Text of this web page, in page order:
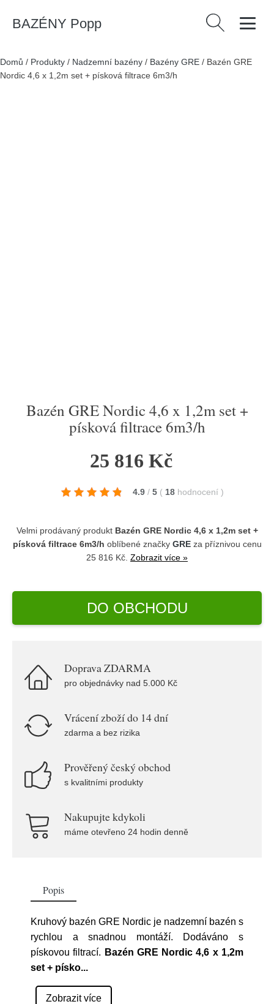
BAZÉNY Popp Vyhledávání
Domů / Produkty / Nadzemní bazény / Bazény GRE / Bazén GRE
Nordic 4,6 x 1,2m set + písková filtrace 6m3/h
Bazén GRE Nordic 4,6 x 1,2m set +
písková filtrace 6m3/h
25 816 Kč
4.9 / 5 ( 18 hodnocení )
Velmi prodávaný produkt Bazén GRE Nordic 4,6 x 1,2m set +
písková filtrace 6m3/h oblíbené značky GREza příznivou cenu
25 816 Kč. Zobrazit více »
DO OBCHODU
Doprava ZDARMA
pro objednávky nad 5.000 Kč
Vrácení zboží do 14 dní
zdarma a bez rizika
Prověřený český obchod
s kvalitními produkty
Nakupujte kdykoli
máme otevřeno 24 hodin denně
Popis
Kruhový bazén GRE Nordic je nadzemní bazén s
rychlou a snadnou montáží. Dodáváno s
pískovou filtrací. Bazén GRE Nordic 4,6 x 1,2m
set + písko...
Zobrazit více